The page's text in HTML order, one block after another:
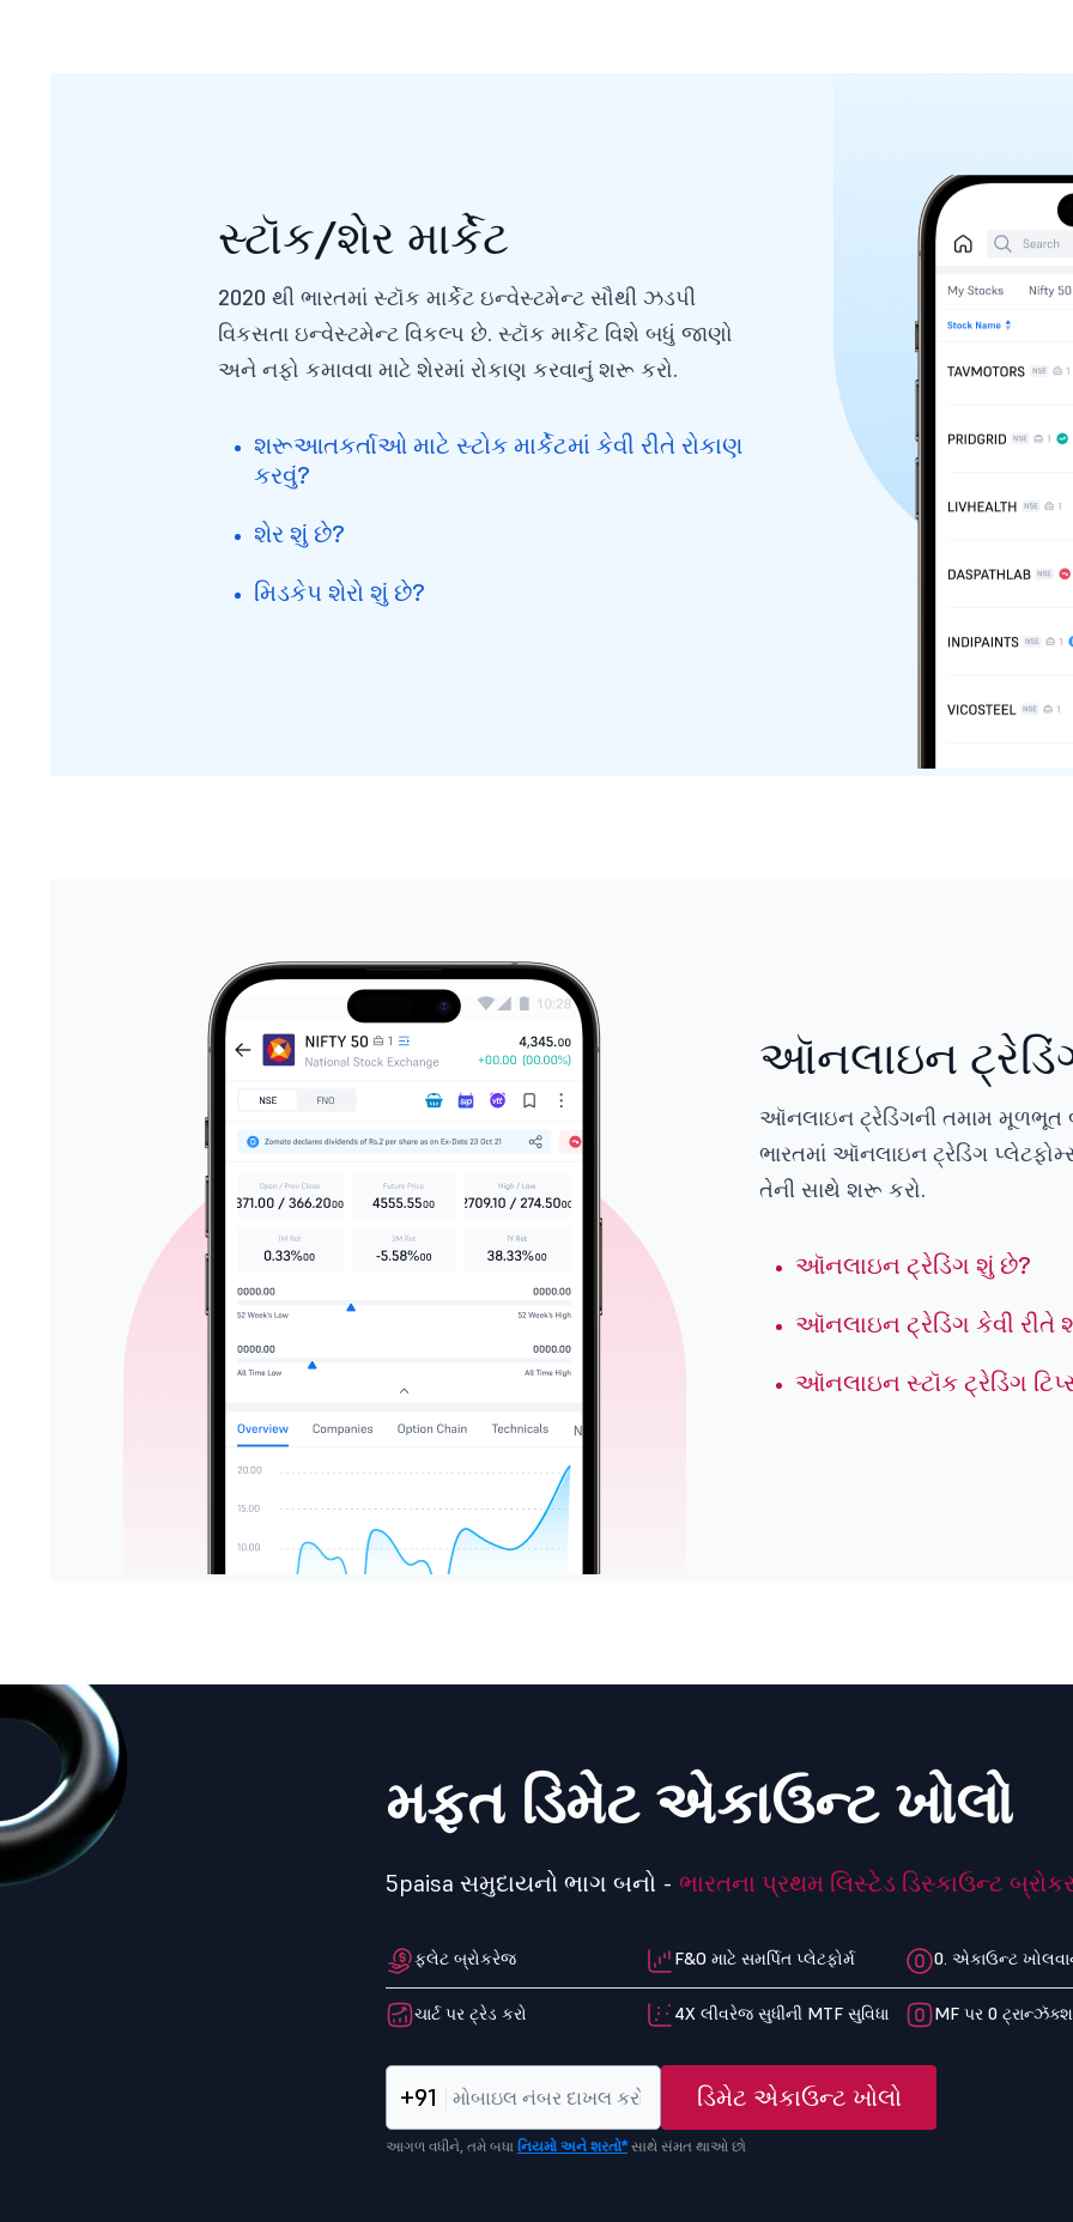
સ્ટૉક/શેર માર્કેટ
2020 થી ભારતમાં સ્ટૉક માર્કેટ ઇન્વેસ્ટમેન્ટ સૌથી ઝડપી
વિકસતા ઇન્વેસ્ટમેન્ટ વિકલ્પ છે. સ્ટૉક માર્કેટ વિશે બધું જાણો
અને નફો કમાવવા માટે શેરમાં રોકાણ કરવાનું શરૂ કરો.
શરૂઆતકર્તાઓ માટે સ્ટોક માર્કેટમાં કેવી રીતે રોકાણ
કરવું?
શેર શું છે?
મિડકેપ શેરો શું છે?
ઑનલાઇન
ઑનલાઇન ટ્રેડિંગની તમામ મૂળભૂત
ભારતમાં ઑનલાઇન ટ્રેડિંગ
તેની સાથે શરૂ કરો.
ઑનલાઇન ટ્રેડિંગ શું છે?
ઑનલાઇન ટ્રેડિંગ કેવી રીતે
ઑનલાઇન સ્ટૉક ટ્રેડિંગ
મફત ડિમેટ એકાઉન્ટ ખોલો
5paisa સમુદાયનો ભાગ બનો - ભારતના પ્રથમ લિસ્ટેડ ડિસ્કાઉન્ટ
ફ્લેટ બ્રોકરેજ F&O માટે સમર્પિત પ્લેટફોર્મ 0. એકાઉન્ટ
ચાર્ટ પર ટ્રેડ કરો 4X લીવરેજ સુધીની MTF સુવિધા MF પર 0
+91 ડિમેટ એકાઉન્ટ ખોલો
આગળ વધીને, તમે બધા નિયમો અને શરતો*સાથે સંમત થાઓ છો